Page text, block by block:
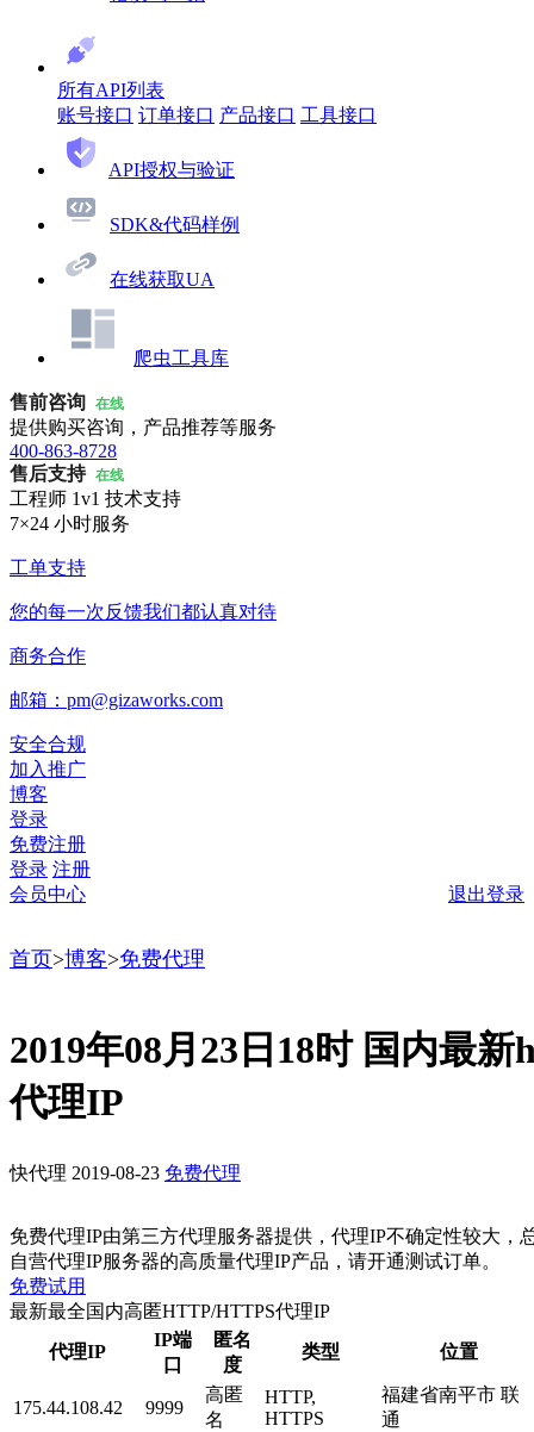
所有API列表
账号接口 订单接口 产品接口 工具接口
API授权与验证
SDK&代码样例
在线获取UA
爬虫工具库
售前咨询 在线
提供购买咨询，产品推荐等服务
400-863-8728
售后支持 在线
工程师 1v1 技术支持
7×24 小时服务
工单支持
您的每一次反馈我们都认真对待
商务合作
邮箱：pm@gizaworks.com
安全合规
加入推广
博客
登录
免费注册
登录 注册
会员中心
退出登录
首页>博客>免费代理
2019年08月23日18时 国内最
代理IP
快代理 2019-08-23 免费代理
免费代理IP由第三方代理服务器提供，代理IP不确定性较大，
自营代理IP服务器的高质量代理IP产品，请开通测试订单。
免费试用
最新最全国内高匿HTTP/HTTPS代理IP
代理IP
IP端
口
匿名
度
类型 位置
175.44.108.42 9999
高匿
名
HTTP,
HTTPS
福建省南平市 联
通